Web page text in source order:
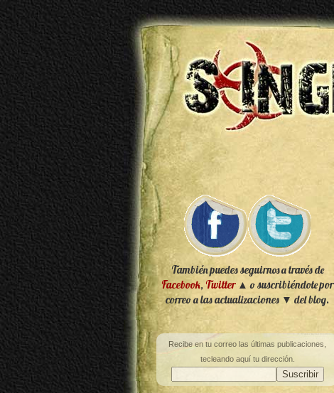
También puedes seguirnos a través de
Facebook,Twitter▲ o suscribiéndote por
correo a las actualizaciones ▼ del blog.
Recibe en tu correo las últimas publicaciones,
tecleando aquí tu dirección.